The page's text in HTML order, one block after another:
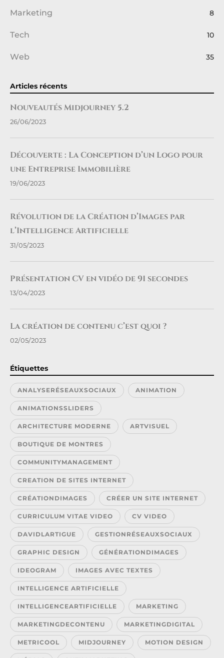
Marketing 8
Tech 10
Web 35
Articles récents
Nouveautés Midjourney 5.2
26/06/2023
Découverte : La Conception d’un Logo pour
une Entreprise Immobilière
19/06/2023
Révolution de la Création d’Images par
l’Intelligence Artificielle
31/05/2023
Présentation CV en vidéo de 91 secondes
13/04/2023
La création de contenu c’est quoi ?
02/05/2023
Étiquettes
ANALYSERÉSEAUXSOCIAUX ANIMATION
ANIMATIONSSLIDERS
ARCHITECTURE MODERNE ARTVISUEL
BOUTIQUE DE MONTRES
COMMUNITYMANAGEMENT
CREATION DE SITES INTERNET
CRÉATIONDIMAGES CRÉER UN SITE INTERNET
CURRICULUM VITAE VIDEO CV VIDEO
DAVIDLARTIGUE GESTIONRÉSEAUXSOCIAUX
GRAPHIC DESIGN GÉNÉRATIONDIMAGES
IDEOGRAM IMAGES AVEC TEXTES
INTELLIGENCE ARTIFICIELLE
INTELLIGENCEARTIFICIELLE MARKETING
MARKETINGDECONTENU MARKETINGDIGITAL
METRICOOL MIDJOURNEY MOTION DESIGN